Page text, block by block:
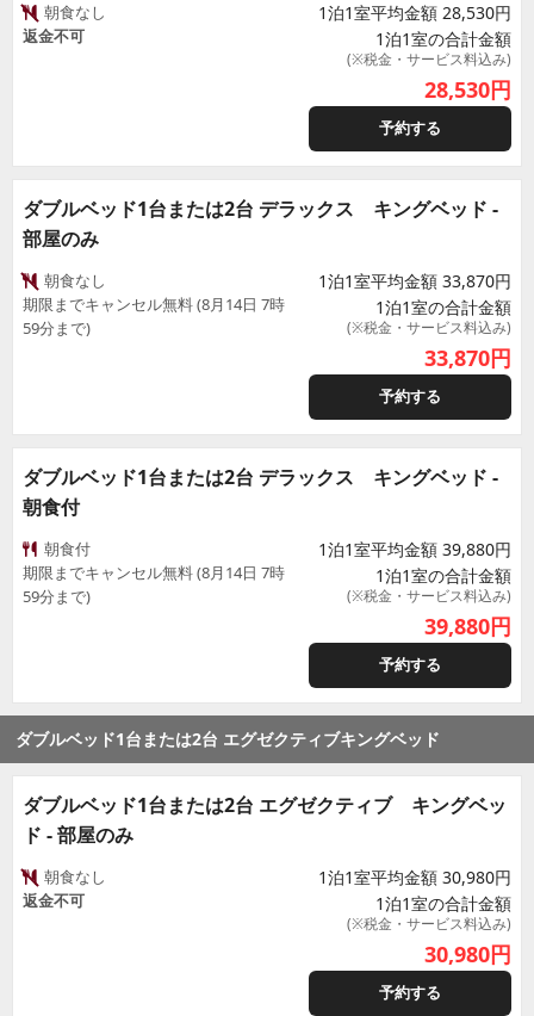
朝食なし
返金不可
1泊1室平均金額 28,530円
1泊1室の合計金額
(※税金・サービス料込み)
28,530円
予約する
ダブルベッド1台または2台 デラックス キングベッド -
部屋のみ
朝食なし
期限までキャンセル無料 (8月14日 7時
59分まで)
1泊1室平均金額 33,870円
1泊1室の合計金額
(※税金・サービス料込み)
33,870円
予約する
ダブルベッド1台または2台 デラックス キングベッド -
朝食付
朝食付
期限までキャンセル無料 (8月14日 7時
59分まで)
1泊1室平均金額 39,880円
1泊1室の合計金額
(※税金・サービス料込み)
39,880円
予約する
ダブルベッド1台または2台 エグゼクティブキングベッド
ダブルベッド1台または2台 エグゼクティブ キングベッ
ド - 部屋のみ
朝食なし
返金不可
1泊1室平均金額 30,980円
1泊1室の合計金額
(※税金・サービス料込み)
30,980円
予約する